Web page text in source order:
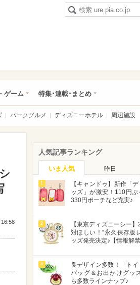
ゲーム 特集･連載･まとめ
パークグルメ ディズニーホテル 周辺施設
人気記事ランキング
いま人気 昨日
1
【キャンドゥ】新作「
ッズ」が激安！110円ぷ
330円ポーチなど充実♪
2
【東京ディズニーシー
対ほしい！“永久保存版
ッズ発売決定♪【情報解禁
3
良デザイン多数！「トイ
バッグ＆お出かけグッ
ら多数ラインナップ♪